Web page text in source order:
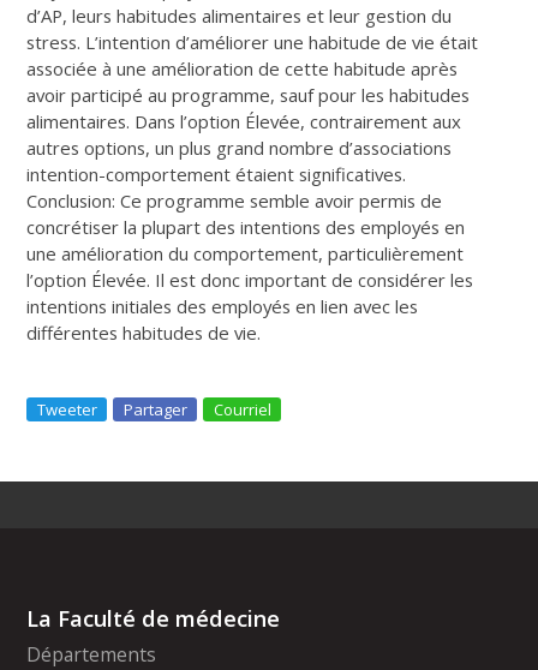
d’AP, leurs habitudes alimentaires et leur gestion du
stress. L’intention d’améliorer une habitude de vie était
associée à une amélioration de cette habitude après
avoir participé au programme, sauf pour les habitudes
alimentaires. Dans l’option Élevée, contrairement aux
autres options, un plus grand nombre d’associations
intention-comportement étaient significatives.
Conclusion: Ce programme semble avoir permis de
concrétiser la plupart des intentions des employés en
une amélioration du comportement, particulièrement
l’option Élevée. Il est donc important de considérer les
intentions initiales des employés en lien avec les
différentes habitudes de vie.
Tweeter Partager Courriel
La Faculté de médecine
Départements